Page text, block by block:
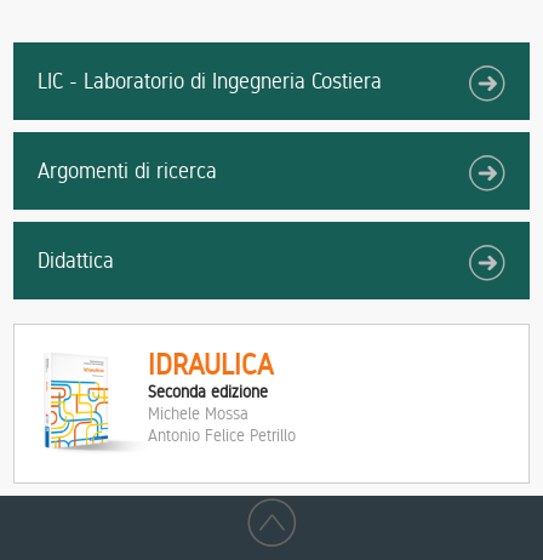
LIC - Laboratorio di Ingegneria Costiera
Argomenti di ricerca
Didattica
IDRAULICA
Seconda edizione
Michele Mossa
Antonio Felice Petrillo